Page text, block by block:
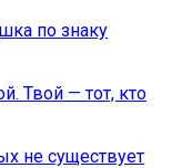
по знаку
Твой — тот, кто
не существует